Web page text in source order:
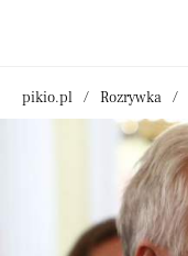
pikio.pl Rozrywka